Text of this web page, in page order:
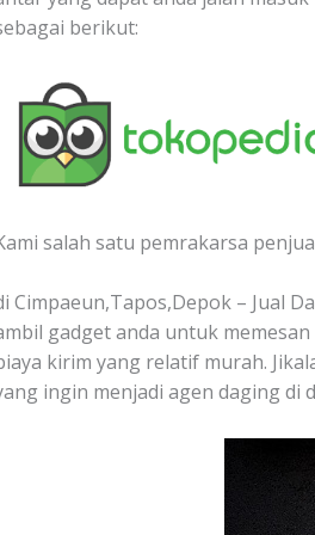
berikut:
salah satu pemrakarsa
Cimpaeun,Tapos,Depok – Jual
gadget anda untuk
kirim yang relatif murah.
ingin menjadi agen daging di